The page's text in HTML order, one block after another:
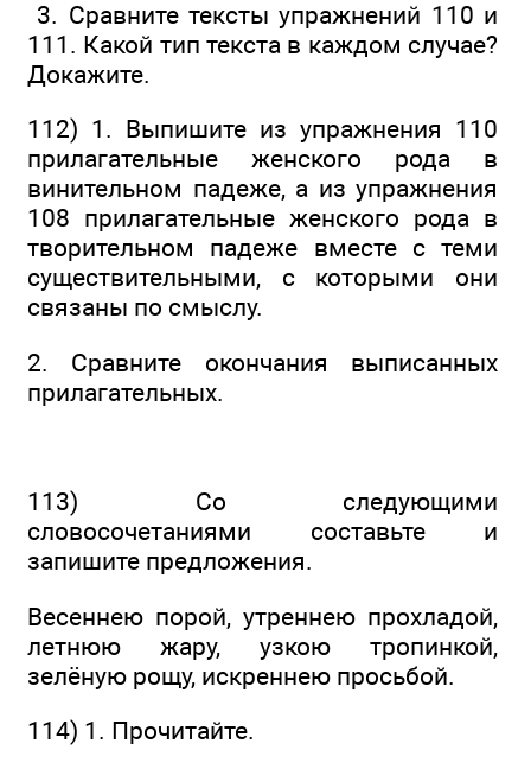
3. Сравните тексты упражнений 110 и
111. Какой тип текста в каждом случае?
Докажите.
112) 1. Выпишите из упражнения 110
прилагательные женского рода в
винительном падеже, а из упражнения
108 прилагательные женского рода в
творительном падеже вместе с теми
существительными, с которыми они
связаны по смыслу.
2. Сравните окончания выписанных
прилагательных.
113) Со следующими
словосочетаниями составьте и
запишите предложения.
Весеннею порой, утреннею прохладой,
летнюю жару, узкою тропинкой,
зелёную рощу, искреннею просьбой.
114) 1. Прочитайте.